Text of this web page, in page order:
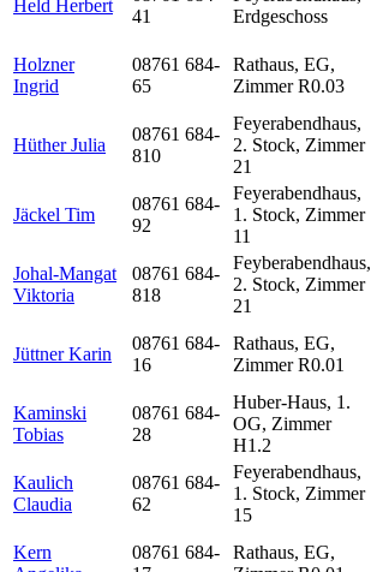
Held Herbert
41
Erdgeschoss
Holzner
Ingrid
08761 684-
65
Rathaus, EG,
Zimmer R0.03
Hüther Julia
08761 684-
810
Feyerabendhaus,
2. Stock, Zimmer
21
Jäckel Tim
08761 684-
92
Feyerabendhaus,
1. Stock, Zimmer
11
Johal-Mangat
Viktoria
08761 684-
818
Feyberabendhaus,
2. Stock, Zimmer
21
Jüttner Karin
08761 684-
16
Rathaus, EG,
Zimmer R0.01
Kaminski
Tobias
08761 684-
28
Huber-Haus, 1.
OG, Zimmer
H1.2
Kaulich
Claudia
08761 684-
62
Feyerabendhaus,
1. Stock, Zimmer
15
Kern
08761 684-
Rathaus, EG,